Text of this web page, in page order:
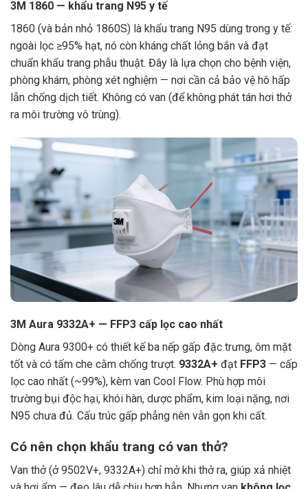
3M 1860 — khẩu trang N95 y tế
1860 (và bản nhỏ 1860S) là khẩu trang N95 dùng trong y tế:
ngoài lọc ≥95% hạt, nó còn kháng chất lỏng bắn và đạt
chuẩn khẩu trang phẫu thuật. Đây là lựa chọn cho bệnh viện,
phòng khám, phòng xét nghiệm — nơi cần cả bảo vệ hô hấp
lẫn chống dịch tiết. Không có van (để không phát tán hơi thở
ra môi trường vô trùng).
3M Aura 9332A+ — FFP3 cấp lọc cao nhất
Dòng Aura 9300+ có thiết kế ba nếp gấp đặc trưng, ôm mặt
tốt và có tấm che cằm chống trượt. 9332A+ đạt FFP3 — cấp
lọc cao nhất (~99%), kèm van Cool Flow. Phù hợp môi
trường bụi độc hại, khói hàn, dược phẩm, kim loại nặng, nơi
N95 chưa đủ. Cấu trúc gấp phẳng nên vẫn gọn khi cất.
Có nên chọn khẩu trang có van thở?
Van thở (ở 9502V+, 9332A+) chỉ mở khi thở ra, giúp xả nhiệt